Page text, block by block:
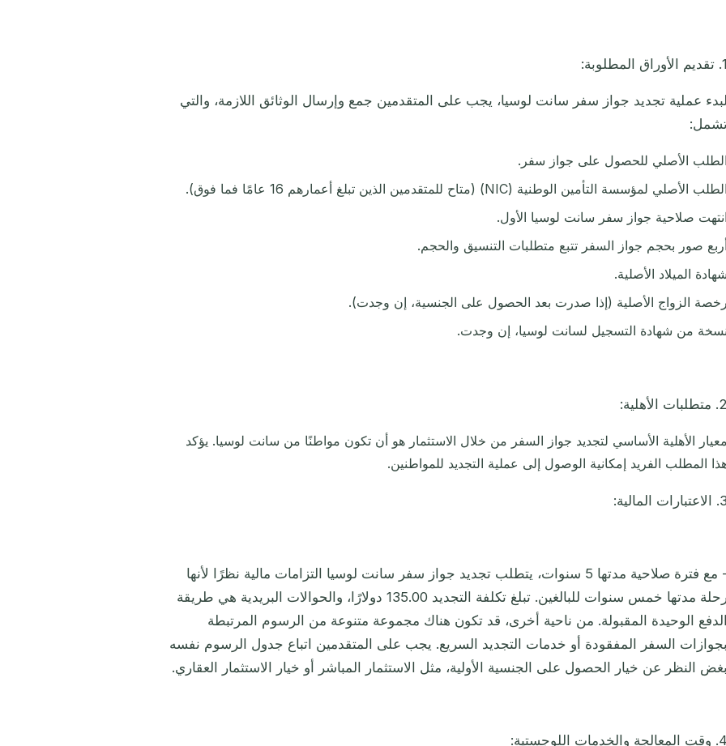
1. تقديم الأوراق المطلوبة:
لبدء عملية تجديد جواز سفر سانت لوسيا، يجب على المتقدمين جمع وإرسال الوثائق اللازمة، والتي
الطلب الأصلي للحصول على جواز سفر.
الطلب الأصلي لمؤسسة التأمين الوطنية (NIC) (متاح للمتقدمين الذين تبلغ أعمارهم 16 عامًا فما فوق).
انتهت صلاحية جواز سفر سانت لوسيا الأول.
أربع صور بحجم جواز السفر تتبع متطلبات التنسيق والحجم.
شهادة الميلاد الأصلية.
رخصة الزواج الأصلية (إذا صدرت بعد الحصول على الجنسية، إن وجدت).
نسخة من شهادة التسجيل لسانت لوسيا، إن وجدت.
2. متطلبات الأهلية:
معيار الأهلية الأساسي لتجديد جواز السفر من خلال الاستثمار هو أن تكون مواطنًا من سانت لوسيا. يؤكد
المطلب الفريد إمكانية الوصول إلى عملية التجديد للمواطنين.
3. الاعتبارات المالية:
- مع فترة صلاحية مدتها 5 سنوات، يتطلب تجديد جواز سفر سانت لوسيا التزامات مالية نظرًا لأنها
رحلة مدتها خمس سنوات للبالغين. تبلغ تكلفة التجديد 135.00 دولارًا، والحوالات البريدية هي طريقة
الدفع الوحيدة المقبولة. من ناحية أخرى، قد تكون هناك مجموعة متنوعة من الرسوم المرتبطة
بجوازات السفر المفقودة أو خدمات التجديد السريع. يجب على المتقدمين اتباع جدول الرسوم نفسه
بغض النظر عن خيار الحصول على الجنسية الأولية، مثل الاستثمار المباشر أو خيار الاستثمار العقاري.
4. وقت المعالجة والخدمات اللوجستية: